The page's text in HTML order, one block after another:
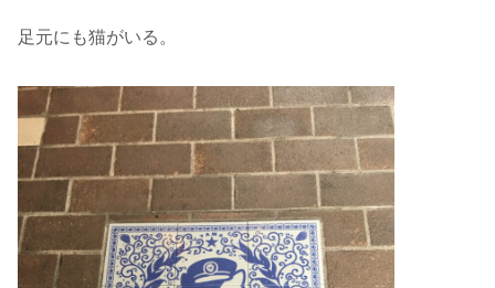
足元にも猫がいる。